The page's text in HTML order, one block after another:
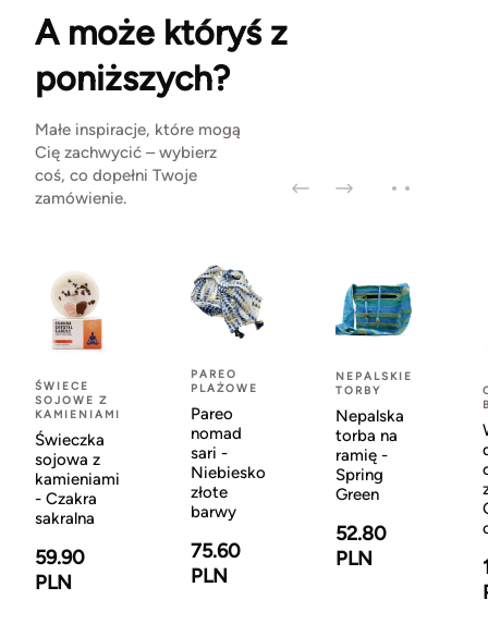
A może któryś z
poniższych?
Małe inspiracje, które mogą
Cię zachwycić – wybierz
coś, co dopełni Twoje
zamówienie.
ŚWIECE
SOJOWE Z
KAMIENIAMI
Świeczka
sojowa z
kamieniami
- Czakra
sakralna
59.90
PLN
PAREO
PLAŻOWE
Pareo
nomad
sari -
Niebiesko
złote
barwy
75.60
PLN
NEPALSKIE
TORBY
Nepalska
torba na
ramię -
Spring
Green
52.80
PLN